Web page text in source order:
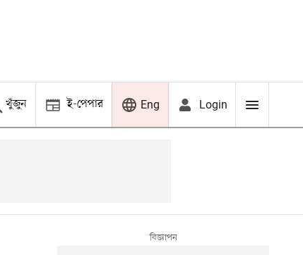
খুঁজুন ই-পেপার Eng Login